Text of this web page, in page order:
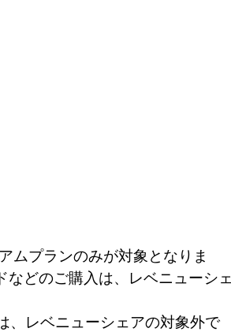
ムプランのみが対象となりま
どのご購入は、レベニューシェ
、レベニューシェアの対象外で